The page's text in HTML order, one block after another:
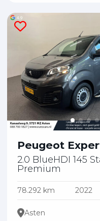
Peugeot
2.0 BlueHDI 145
Premium
78.292 km 2022
Asten